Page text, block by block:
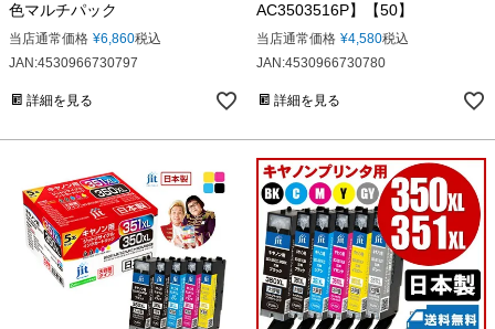
色マルチパック
当店通常価格 ¥6,860税込
JAN:4530966730797
詳細を見る
AC3503516P】【50】
当店通常価格 ¥4,580税込
JAN:4530966730780
詳細を見る